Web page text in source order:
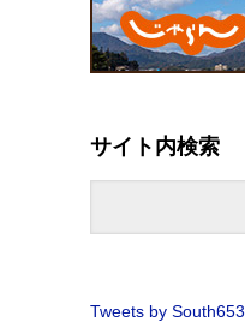
サイト内検索
Tweets by South653